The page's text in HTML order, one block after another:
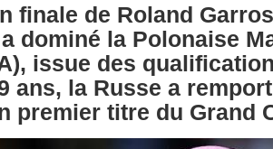
finale de Roland
a dominé la Polonaise
issue des
ans, la Russe a
premier titre du Grand